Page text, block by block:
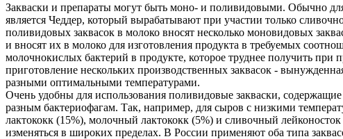
Закваски и препараты могут быть моно- и поливидовыми. Обычно
является Чеддер, который вырабатывают при участии только
поливидовых заквасок в молоко вносят несколько моновидовых
и вносят их в молоко для изготовления продукта в требуемых
молочнокислых бактерий в продукте, которое труднее получить при
приготовление нескольких производственных заквасок -
разными оптимальными температурами.
Очень удобны для использования поливидовые закваски,
разным бактериофагам. Так, например, для сыров с низкими
лактококк (15%), молочный лактококк (5%) и сливочный
изменяться в широких пределах. В России применяют оба типа